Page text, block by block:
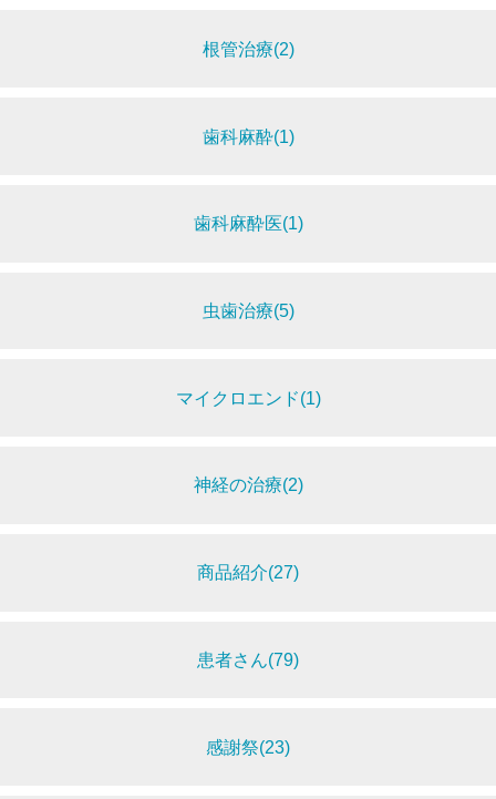
根管治療(2)
歯科麻酔(1)
歯科麻酔医(1)
虫歯治療(5)
マイクロエンド(1)
神経の治療(2)
商品紹介(27)
患者さん(79)
感謝祭(23)